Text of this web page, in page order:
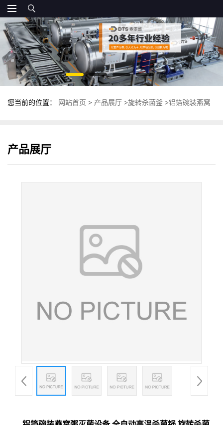
您当前的位置： 网站首页 > 产品展厅 >旋转杀菌釜 >铝箔碗装燕窝
产品展厅